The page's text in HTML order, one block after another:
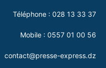
Téléphone : 028 13 33 37
Mobile : 0557 01 00 56
contact@presse-express.dz